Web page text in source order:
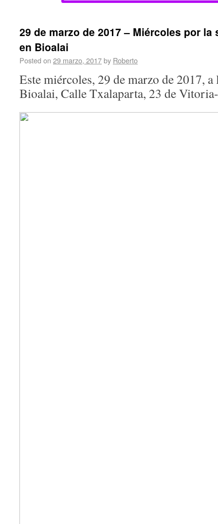
29 de marzo de 2017 – Miércoles por
en Bioalai
Posted on 29 marzo, 2017by Roberto
Este miércoles, 29 de marzo de 2017,
Bioalai, Calle Txalaparta, 23 de